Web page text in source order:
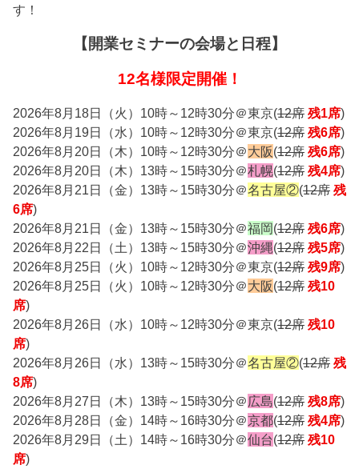
す！
【開業セミナーの会場と日程】
12名様限定開催！
2026年8月18日（火）10時～12時30分＠東京(12席 残1席)
2026年8月19日（水）10時～12時30分＠東京(12席 残6席)
2026年8月20日（木）10時～12時30分＠大阪(12席 残6席)
2026年8月20日（木）13時～15時30分＠札幌(12席 残4席)
2026年8月21日（金）13時～15時30分＠名古屋②(12席 残
6席)
2026年8月21日（金）13時～15時30分＠福岡(12席 残6席)
2026年8月22日（土）13時～15時30分＠沖縄(12席 残5席)
2026年8月25日（火）10時～12時30分＠東京(12席 残9席)
2026年8月25日（火）10時～12時30分＠大阪(12席 残10
席)
2026年8月26日（水）10時～12時30分＠東京(12席 残10
席)
2026年8月26日（水）13時～15時30分＠名古屋②(12席 残
8席)
2026年8月27日（木）13時～15時30分＠ 広島(12席 残8席)
2026年8月28日（金）14時～16時30分＠京都(12席 残4席)
2026年8月29日（土）14時～16時30分＠仙台(12席 残10
席)